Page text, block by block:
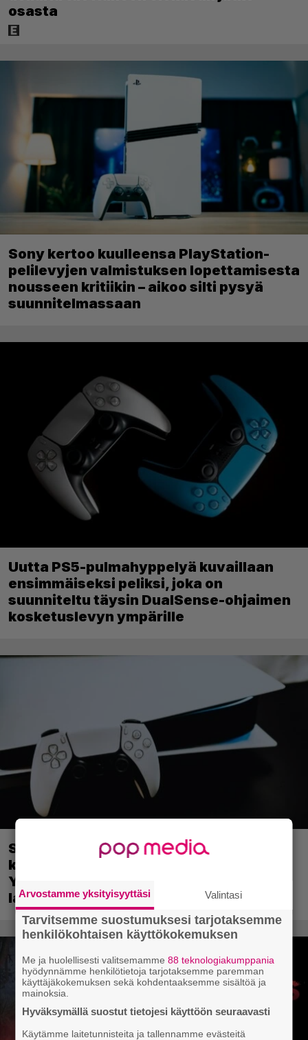
osasta
Sony kertoo kuulleensa PlayStation-
pelilevyjen valmistuksen lopettamisesta
nousseen kritiikin – aikoo silti pysyä
suunnitelmassaan
Uutta PS5-pulmahyppelyä kuvaillaan
ensimmäiseksi peliksi, joka on
suunniteltu täysin DualSense-ohjaimen
kosketuslevyn ympärille
Sony on keskustellut jälleenmyyjien
kanssa levyttömyyteen siirtymisestä –
Yhdysvalloissa pelejä myydään
latauskoodin sisältävissä koteloissa
Arvostamme yksityisyyttäsi Valintasi
Tarvitsemme suostumuksesi tarjotaksemme
henkilökohtaisen käyttökokemuksen
Me ja huolellisesti valitsemamme88 teknologiakumppania
hyödynnämme henkilötietoja tarjotaksemme paremman
käyttäjäkokemuksen sekä kohdentaaksemme sisältöä ja
mainoksia.
Hyväksymällä suostut tietojesi käyttöön seuraavasti
Käytämme laitetunnisteita ja tallennamme evästeitä